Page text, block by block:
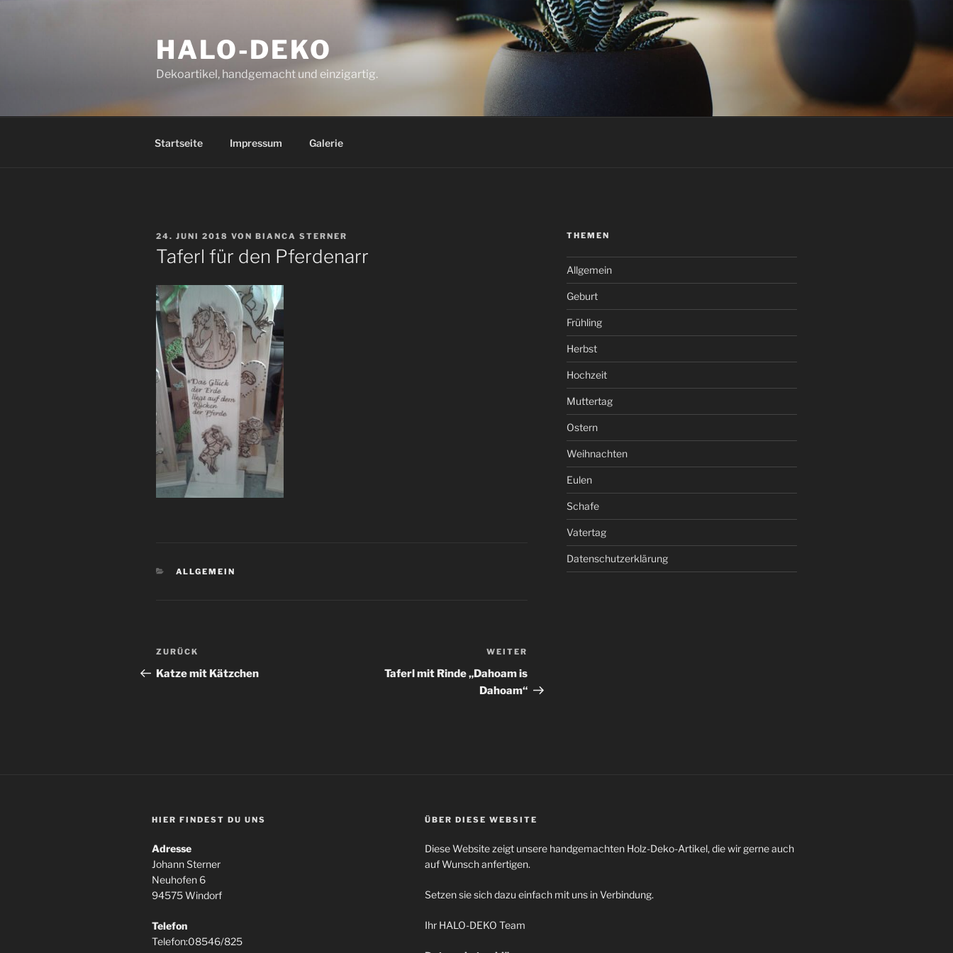
HALO-DEKO
Dekoartikel, handgemacht und einzigartig.
Startseite Impressum Galerie
VERÖFFENTLICHT
AM
24. JUNI 2018 VON BIANCA STERNER
Taferl für den Pferdenarr
KATEGORIEN
ALLGEMEIN
Beitragsnavigation
Vorheriger
Beitrag
ZURÜCK
Katze mit Kätzchen
Beitrag
WEITER
Taferl mit Rinde „Dahoam is
Dahoam“
THEMEN
Allgemein
Geburt
Frühling
Herbst
Hochzeit
Muttertag
Ostern
Weihnachten
Eulen
Schafe
Vatertag
Datenschutzerklärung
HIER FINDEST DU UNS
Adresse
Johann Sterner
Neuhofen 6
94575 Windorf
Telefon
Telefon:08546/825
ÜBER DIESE WEBSITE
Diese Website zeigt unsere handgemachten Holz-Deko-Artikel, die wir gerne auch
auf Wunsch anfertigen.
Setzen sie sich dazu einfach mit uns in Verbindung.
Ihr HALO-DEKO Team